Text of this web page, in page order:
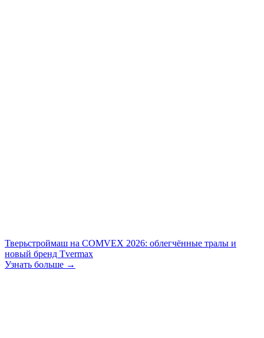
Тверьстроймаш на COMVEX 2026: облегчённые тралы и
новый бренд Tvermax
Узнать больше →